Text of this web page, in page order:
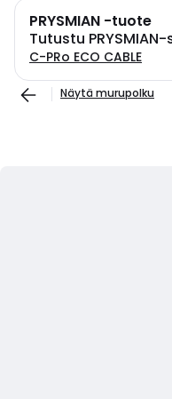
PRYSMIAN -tuote
Tutustu
C-PRo ECO CABLE
Näytä murupolku